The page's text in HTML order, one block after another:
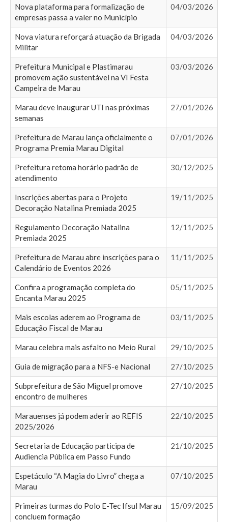
Nova plataforma para formalização de
empresas passa a valer no Município
04/03/2026
Nova viatura reforçará atuação da Brigada
Militar
04/03/2026
Prefeitura Municipal e Plastimarau
promovem ação sustentável na VI Festa
Campeira de Marau
03/03/2026
Marau deve inaugurar UTI nas próximas
semanas
27/01/2026
Prefeitura de Marau lança oficialmente o
Programa Premia Marau Digital
07/01/2026
Prefeitura retoma horário padrão de
atendimento
30/12/2025
Inscrições abertas para o Projeto
Decoração Natalina Premiada 2025
19/11/2025
Regulamento Decoração Natalina
Premiada 2025
12/11/2025
Prefeitura de Marau abre inscrições para o
Calendário de Eventos 2026
11/11/2025
Confira a programação completa do
Encanta Marau 2025
05/11/2025
Mais escolas aderem ao Programa de
Educação Fiscal de Marau
03/11/2025
Marau celebra mais asfalto no Meio Rural 29/10/2025
Guia de migração para a NFS-e Nacional 27/10/2025
Subprefeitura de São Miguel promove
encontro de mulheres
27/10/2025
Marauenses já podem aderir ao REFIS
2025/2026
22/10/2025
Secretaria de Educação participa de
Audiencia Pública em Passo Fundo
21/10/2025
Espetáculo “A Magia do Livro” chega a
Marau
07/10/2025
Primeiras turmas do Polo E-Tec Ifsul Marau
concluem formação
15/09/2025